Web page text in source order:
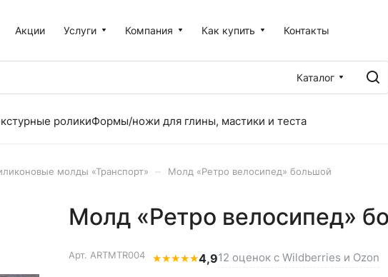
Акции Услуги Компания Как купить Контакты
Каталог
роликиФормы/ножи для глины, мастики и теста
молды «Транспорт» Молд «Ретро велосипед» большой
Молд «Ретро велосипед»
Арт. ARTMTR004 ★★★★★4,912 оценок с Wildberries и Ozon